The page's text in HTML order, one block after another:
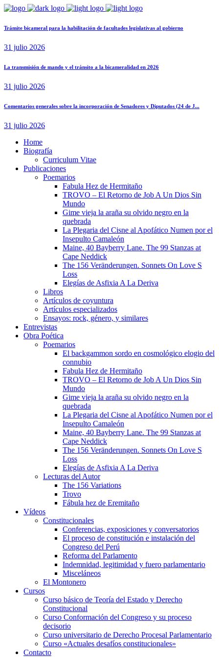
Trámite bicameral para la habilitación de facultades legislativas al gobierno
31 julio 2026
La transmisión de mando y el tránsito a la bicameralidad en 2026
31 julio 2026
Comentarios generales sobre la incorporación de Senadores y Diputados (24 de J...
31 julio 2026
Home
Biografía
Curriculum Vitae​
Publicaciones
Poemarios
Fabula Hez de Hermitaño
TROVO – El Retorno de Job A Un Dios Sin
Mundo
Gime vieja la araña su olvido negro en la
quebrada
La Plegaria del Cisne al Apofático Numen por el
Insepulto Camaleón
Maine, 40 Bayberry Lane. The 99 Stanzas at
Cape Neddick
The 156 Veränderungen. Sonnets On Love S
Loss
Elegías de Asfixia A La Deriva
Libros
Artículos de coyuntura
Artículos especializados
Ensayos: rock, género, y similares
Entrevistas
Obra Poética
Poemarios
El backgammon sordo en cosmológico elogio del
connubio
Fabula Hez de Hermitaño
TROVO – El Retorno de Job A Un Dios Sin
Mundo
Gime vieja la araña su olvido negro en la
quebrada
La Plegaria del Cisne al Apofático Numen por el
Insepulto Camaleón
Maine, 40 Bayberry Lane. The 99 Stanzas at
Cape Neddick
The 156 Veränderungen. Sonnets On Love S
Loss
Elegías de Asfixia A La Deriva
Lecturas del Autor
The 156 Variations
Trovo
Fábula hez de Eremitaño
Vídeos
Constitucionales
Conferencias, exposiciones y conversatorios
El proceso de constitución e instalación del
Congreso del Perú
Reforma del Parlamento
Indemnidad, legitimidad y fuero parlamentario
Misceláneos
El Montonero
Cursos
Curso básico de Teoría del Estado y Derecho
Constitucional
Curso Conformación del Congreso y su proceso
decisorio
Curso universitario de Derecho Procesal Parlamentario
Curso «Actuales desafíos constitucionales»
Contacto